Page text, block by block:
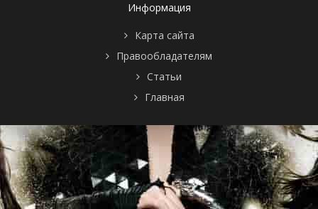
Информация
Карта сайта
Правообладателям
Статьи
Главная